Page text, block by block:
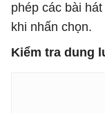
phép các bài
khi nhấn chọn.
Kiểm tra dung